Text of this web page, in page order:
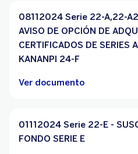
08112024 Serie 22-A,22-
AVISO DE OPCIÓN DE
CERTIFICADOS DE SERIES
KANANPI 24-F
Ver documento
01112024 Serie 22-E -
FONDO SERIE E